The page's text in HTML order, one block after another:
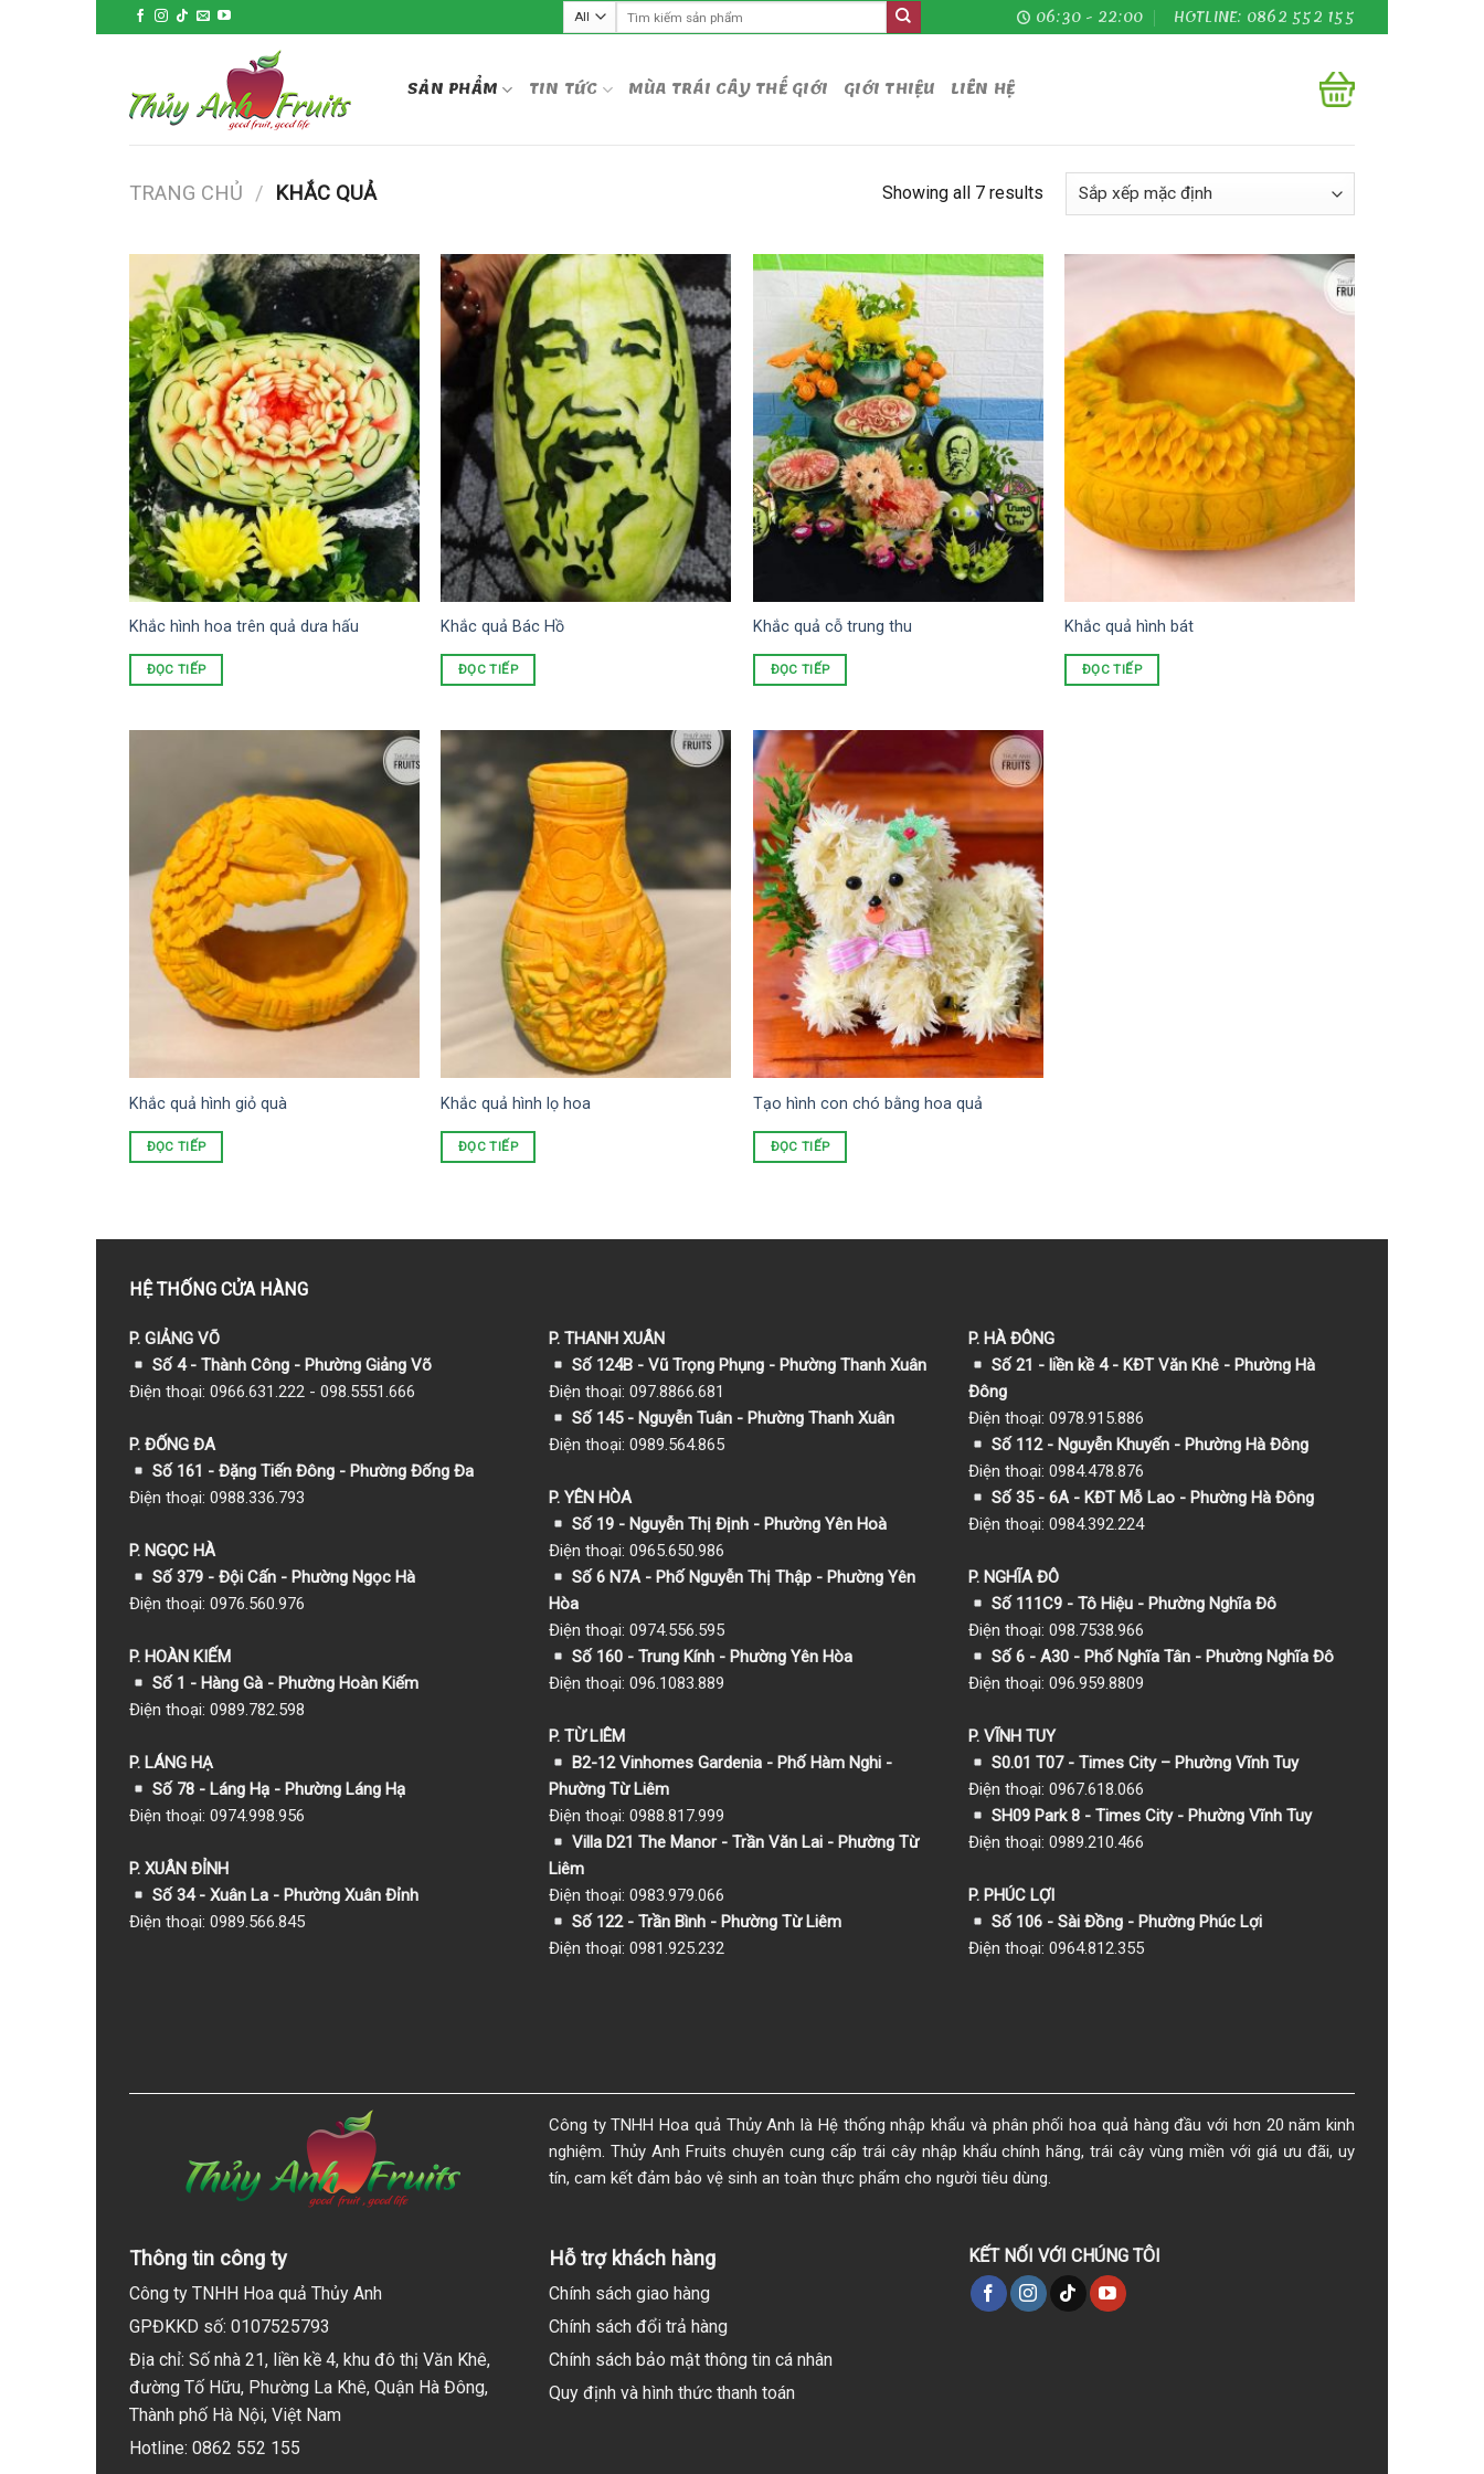
to
06:30 - 22:00 HOTLINE: 0862 552 155
SẢN PHẨM TIN TỨC MÙA TRÁI CÂY THẾ GIỚI GIỚI THIỆU LIÊN HỆ
TRANG CHỦ / KHẮC QUẢ Showing all 7 results
Khắc hình hoa trên quả dưa hấu
ĐỌC TIẾP
Khắc quả Bác Hồ
ĐỌC TIẾP
Khắc quả cỗ trung thu
ĐỌC TIẾP
Khắc quả hình bát
ĐỌC TIẾP
Khắc quả hình giỏ quà
ĐỌC TIẾP
Khắc quả hình lọ hoa
ĐỌC TIẾP
Tạo hình con chó bằng hoa quả
ĐỌC TIẾP
HỆ THỐNG CỬA HÀNG
P. GIẢNG VÕ
Số 4 - Thành Công - Phường Giảng Võ
Điện thoại: 0966.631.222 - 098.5551.666
P. ĐỐNG ĐA
Số 161 - Đặng Tiến Đông - Phường Đống Đa
Điện thoại: 0988.336.793
P. NGỌC HÀ
Số 379 - Đội Cấn - Phường Ngọc Hà
Điện thoại: 0976.560.976
P. HOÀN KIẾM
Số 1 - Hàng Gà - Phường Hoàn Kiếm
Điện thoại: 0989.782.598
P. LÁNG HẠ
Số 78 - Láng Hạ - Phường Láng Hạ
Điện thoại: 0974.998.956
P. XUÂN ĐỈNH
Số 34 - Xuân La - Phường Xuân Đỉnh
Điện thoại: 0989.566.845
P. THANH XUÂN
Số 124B - Vũ Trọng Phụng - Phường Thanh Xuân
Điện thoại: 097.8866.681
Số 145 - Nguyễn Tuân - Phường Thanh Xuân
Điện thoại: 0989.564.865
P. YÊN HÒA
Số 19 - Nguyễn Thị Định - Phường Yên Hoà
Điện thoại: 0965.650.986
Số 6 N7A - Phố Nguyễn Thị Thập - Phường Yên
Hòa
Điện thoại: 0974.556.595
Số 160 - Trung Kính - Phường Yên Hòa
Điện thoại: 096.1083.889
P. TỪ LIÊM
B2-12 Vinhomes Gardenia - Phố Hàm Nghi -
Phường Từ Liêm
Điện thoại: 0988.817.999
Villa D21 The Manor - Trần Văn Lai - Phường Từ
Liêm
Điện thoại: 0983.979.066
Số 122 - Trần Bình - Phường Từ Liêm
Điện thoại: 0981.925.232
P. HÀ ĐÔNG
Số 21 - liền kề 4 - KĐT Văn Khê - Phường Hà
Đông
Điện thoại: 0978.915.886
Số 112 - Nguyễn Khuyến - Phường Hà Đông
Điện thoại: 0984.478.876
Số 35 - 6A - KĐT Mỗ Lao - Phường Hà Đông
Điện thoại: 0984.392.224
P. NGHĨA ĐÔ
Số 111C9 - Tô Hiệu - Phường Nghĩa Đô
Điện thoại: 098.7538.966
Số 6 - A30 - Phố Nghĩa Tân - Phường Nghĩa Đô
Điện thoại: 096.959.8809
P. VĨNH TUY
S0.01 T07 - Times City – Phường Vĩnh Tuy
Điện thoại: 0967.618.066
SH09 Park 8 - Times City - Phường Vĩnh Tuy
Điện thoại: 0989.210.466
P. PHÚC LỢI
Số 106 - Sài Đồng - Phường Phúc Lợi
Điện thoại: 0964.812.355
Công ty TNHH Hoa quả Thủy Anh là Hệ thống nhập khẩu và phân phối hoa quả hàng đầu với hơn 20 năm kinh
nghiệm. Thủy Anh Fruits chuyên cung cấp trái cây nhập khẩu chính hãng, trái cây vùng miền với giá ưu đãi, uy
tín, cam kết đảm bảo vệ sinh an toàn thực phẩm cho người tiêu dùng.
Thông tin công ty
Công ty TNHH Hoa quả Thủy Anh
GPĐKKD số: 0107525793
Địa chỉ: Số nhà 21, liền kề 4, khu đô thị Văn Khê,
đường Tố Hữu, Phường La Khê, Quận Hà Đông,
Thành phố Hà Nội, Việt Nam
Hotline: 0862 552 155
Hỗ trợ khách hàng
Chính sách giao hàng
Chính sách đổi trả hàng
Chính sách bảo mật thông tin cá nhân
Quy định và hình thức thanh toán
KẾT NỐI VỚI CHÚNG TÔI